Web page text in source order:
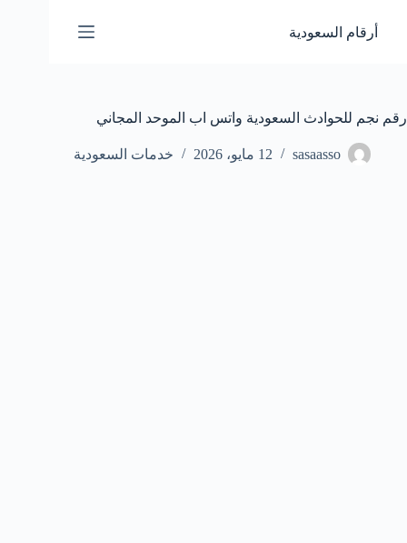
المحتوى
أرقام السعودية
رقم نجم للحوادث السعودية واتس اب الموحد المجاني
sasaasso 12 مايو، 2026 خدمات السعودية